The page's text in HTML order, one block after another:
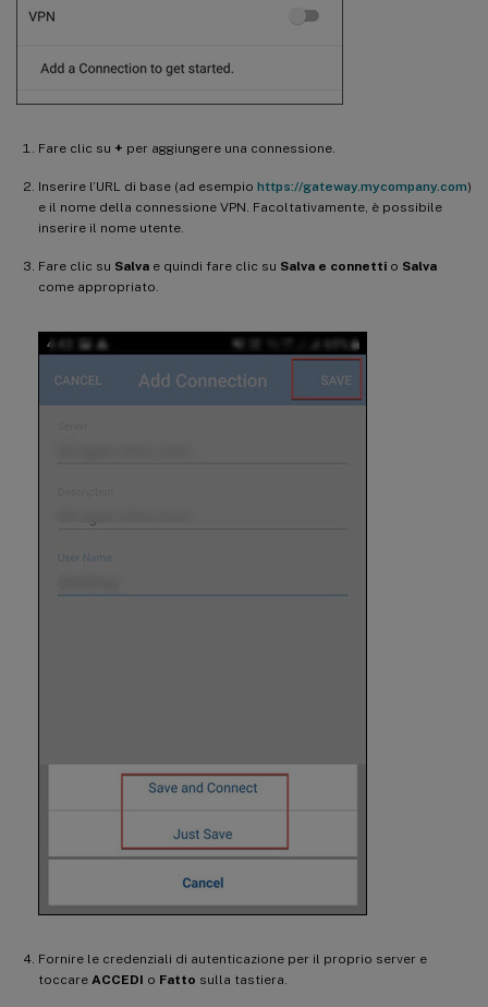
Fare clic su + per aggiungere una connessione.
Inserire l’URL di base (ad esempio https://gateway.mycompany.com)
e il nome della connessione VPN. Facoltativamente, è possibile
inserire il nome utente.
Fare clic su Salva e quindi fare clic su Salva e connetti o Salva
come appropriato.
Fornire le credenziali di autenticazione per il proprio server e
toccare ACCEDI o Fatto sulla tastiera.